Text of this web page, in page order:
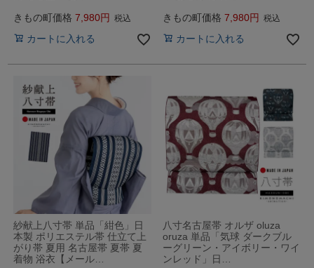
きもの町価格 7,980 税込
カートに入れる
きもの町価格 7,980 税込
カートに入れる
紗献上八寸帯 単品「紺色」日
本製 ポリエステル帯 仕立て上
がり帯 夏用 名古屋帯 夏帯 夏
着物 浴衣【メール…
八寸名古屋帯 オルザ oluza
oruza 単品「気球 ダークブル
ーグリーン・アイボリー・ワイ
ンレッド」日…